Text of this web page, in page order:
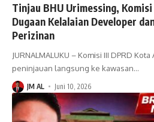
Tinjau BHU Urimessing,
Dugaan Kelalaian Developer
Perizinan
JURNALMALUKU – Komisi III DPRD
peninjauan langsung ke kawasan…
JM AL Juni 10, 2026